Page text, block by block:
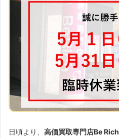
日頃より、 高価買取専門店Be Rich